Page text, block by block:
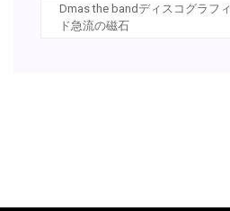
Dmas the bandディスコグラフ
ド急流の磁石